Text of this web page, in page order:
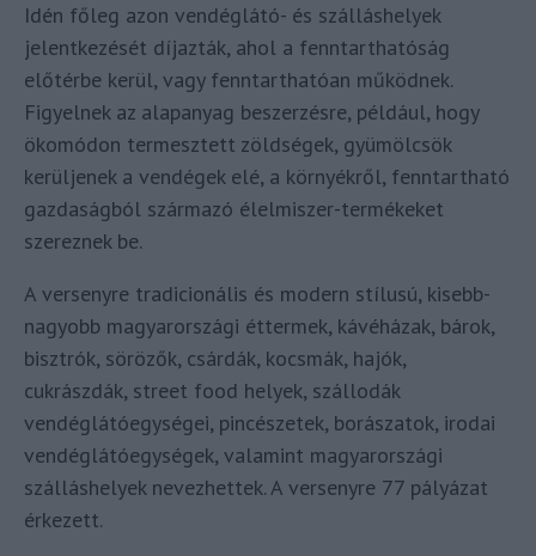
Idén főleg azon vendéglátó- és szálláshelyek
jelentkezését díjazták, ahol a fenntarthatóság
előtérbe kerül, vagy fenntarthatóan működnek.
Figyelnek az alapanyag beszerzésre, például, hogy
ökomódon termesztett zöldségek, gyümölcsök
kerüljenek a vendégek elé, a környékről, fenntartható
gazdaságból származó élelmiszer-termékeket
szereznek be.
A versenyre tradicionális és modern stílusú, kisebb-
nagyobb magyarországi éttermek, kávéházak, bárok,
bisztrók, sörözők, csárdák, kocsmák, hajók,
cukrászdák, street food helyek, szállodák
vendéglátóegységei, pincészetek, borászatok, irodai
vendéglátóegységek, valamint magyarországi
szálláshelyek nevezhettek. A versenyre 77 pályázat
érkezett.